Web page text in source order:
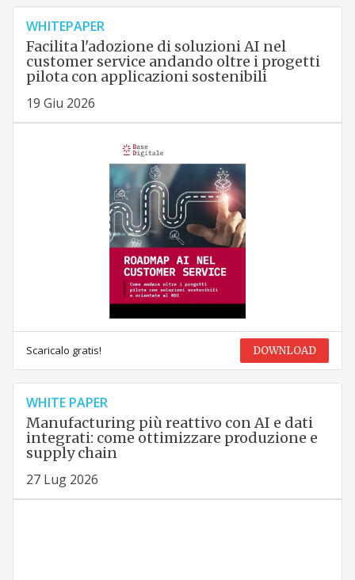
WHITEPAPER
Facilita l'adozione di soluzioni AI nel
customer service andando oltre i progetti
pilota con applicazioni sostenibili
19 Giu 2026
Scaricalo gratis! DOWNLOAD
WHITE PAPER
Manufacturing più reattivo con AI e dati
integrati: come ottimizzare produzione e
supply chain
27 Lug 2026